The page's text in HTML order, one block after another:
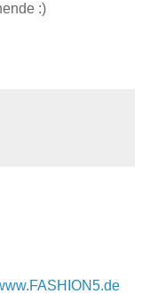
:)